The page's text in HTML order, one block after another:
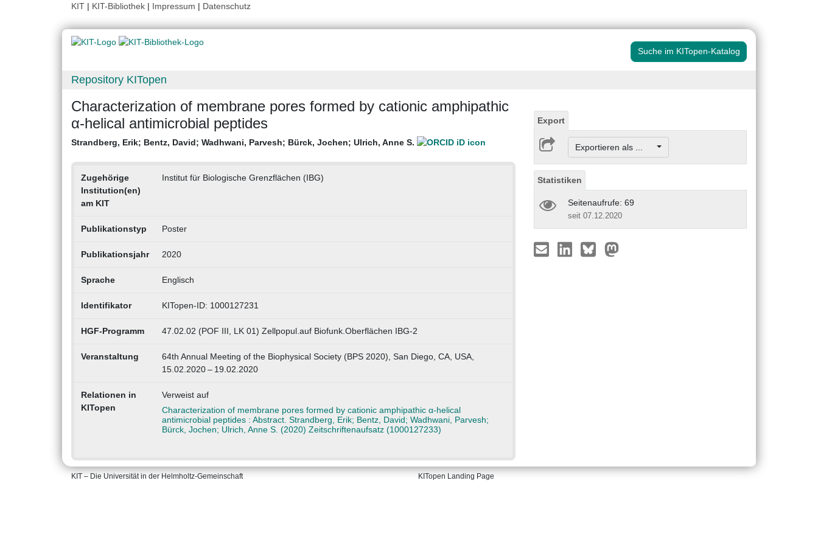
KIT | KIT-Bibliothek | Impressum | Datenschutz
Suche im KITopen-Katalog
Repository KITopen
Characterization of membrane pores formed by cationic amphipathic
α-helical antimicrobial peptides
Strandberg, Erik; Bentz, David; Wadhwani, Parvesh; Bürck, Jochen; Ulrich, Anne S.
Zugehörige
Institution(en)
am KIT
Institut für Biologische Grenzflächen (IBG)
Publikationstyp Poster
Publikationsjahr 2020
Sprache Englisch
Identifikator KITopen-ID: 1000127231
HGF-Programm 47.02.02 (POF III, LK 01) Zellpopul.auf Biofunk.Oberflächen IBG-2
Veranstaltung
64th Annual Meeting of the Biophysical Society (BPS 2020), San Diego, CA, USA,
15.02.2020 – 19.02.2020
Relationen in
KITopen
Verweist auf
Characterization of membrane pores formed by cationic amphipathic α-helical
antimicrobial peptides : Abstract. Strandberg, Erik; Bentz, David; Wadhwani, Parvesh;
Bürck, Jochen; Ulrich, Anne S. (2020) Zeitschriftenaufsatz (1000127233)
Export
Exportieren als ...
Statistiken
Seitenaufrufe: 69
seit 07.12.2020
KIT – Die Universität in der Helmholtz-Gemeinschaft KITopen Landing Page